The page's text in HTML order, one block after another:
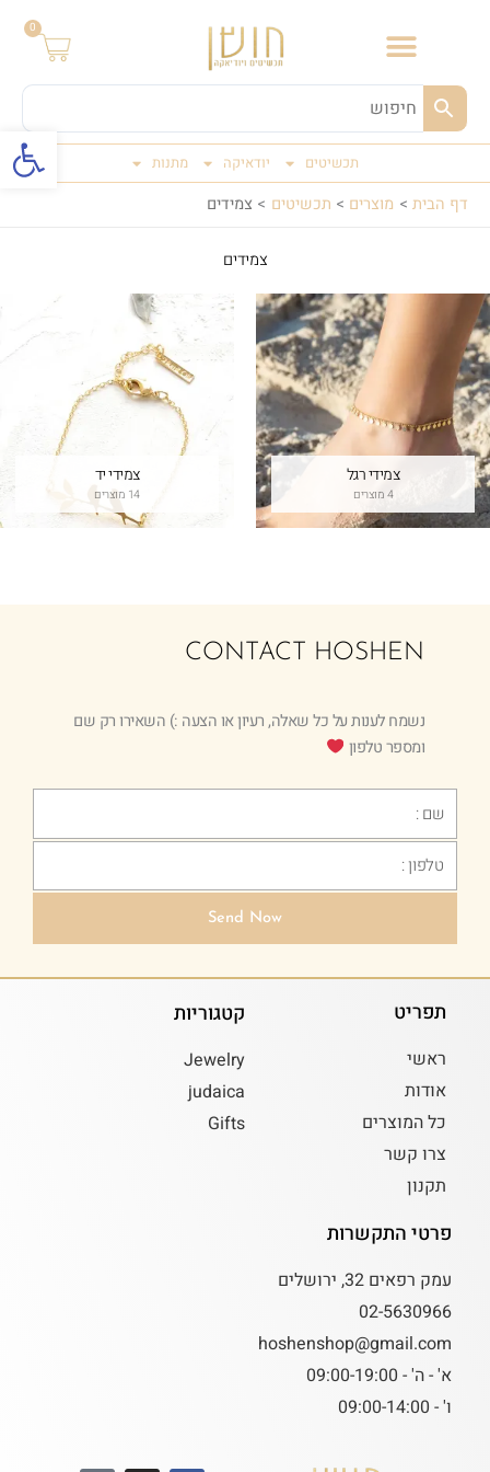
פתח
0
תכשיטים יודאיקה מתנות
דף הבית מוצרים תכשיטים צמידים
צמידים
צמידי רגל
4 מוצרים
צמידי יד
14 מוצרים
CONTACT HOSHEN
נשמח לענות על כל שאלה, רעיון או הצעה :) השאירו רק שם
ומספר טלפון
Phone
Send Now
תפריט
ראשי
אודות
כל המוצרים
צרו קשר
תקנון
קטגוריות
Jewelry
judaica
Gifts
פרטי התקשרות
עמק רפאים 32, ירושלים
02-5630966
hoshenshop@gmail.com
א' - ה' - 09:00-19:00
ו' - 09:00-14:00